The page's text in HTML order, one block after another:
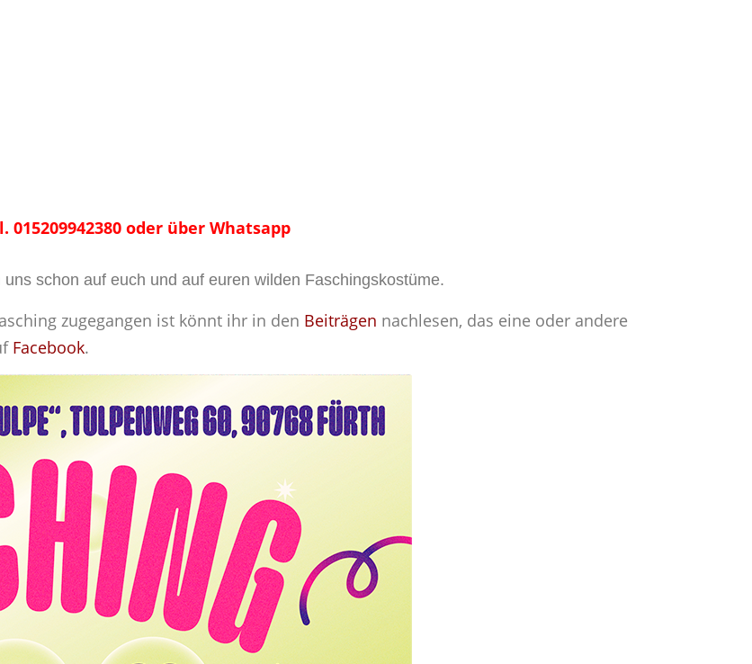
oder über Whatsapp
schon auf euch und auf euren wilden Faschingskostüme.
zugegangen ist könnt ihr in den Beiträgen nachlesen, das eine oder andere
Facebook.